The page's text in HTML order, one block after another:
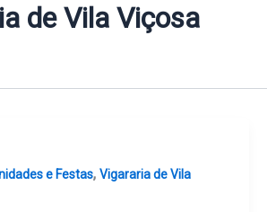
de Vila Viçosa
e Festas, Vigararia de Vila